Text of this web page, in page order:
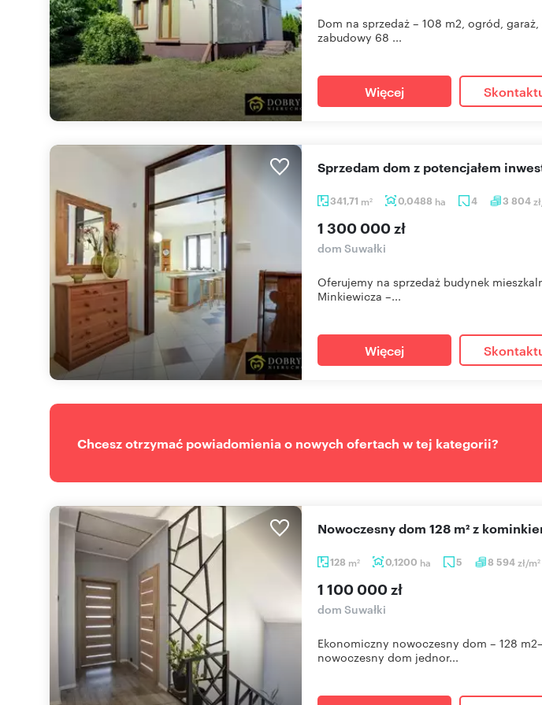
Dom na sprzedaż – 108 m2, ogród,
zabudowy 68 ...
Więcej
341,71 m2 0,0488 ha 4 3 804
Sprzedam dom z potencjałem
1 300 000 zł
dom Suwałki
Oferujemy na sprzedaż budynek
Minkiewicza –...
Więcej
Chcesz otrzymać powiadomienia o nowych ofertach w tej kategorii?
128 m2 0,1200 ha 5 8 594zł/m2
Nowoczesny dom 128 m² z
1 100 000 zł
dom Suwałki
Ekonomiczny nowoczesny dom – 128
nowoczesny dom jednor...